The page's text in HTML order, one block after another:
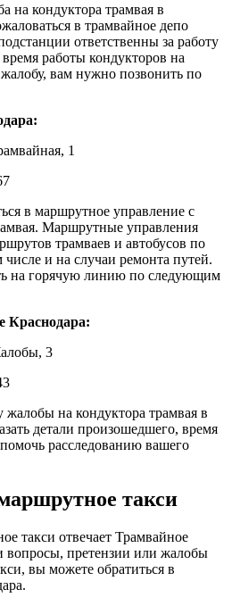
на кондуктора трамвая в
в трамвайное депо
ответственны за работу
работы кондукторов на
вам нужно позвонить по
1
в маршрутное управление с
Маршрутные управления
трамваев и автобусов по
и на случаи ремонта путей.
на горячую линию по следующим
Краснодара:
3
на кондуктора трамвая в
детали произошедшего, время
расследованию вашего
такси
такси отвечает Трамвайное
вопросы, претензии или жалобы
вы можете обратиться в